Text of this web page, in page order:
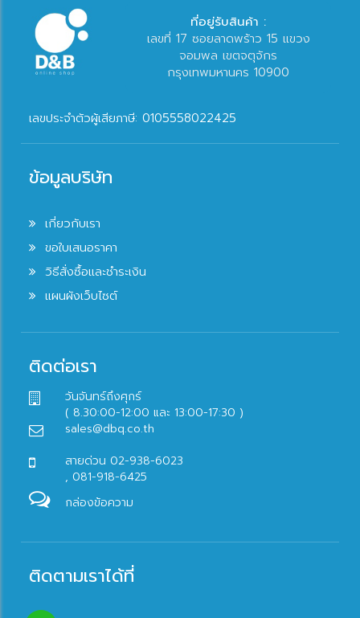
ที่อยู่รับสินค้า :
เลขที่ 17 ซอยลาดพร้าว 15 แขวง
จอมพล เขตจตุจักร
กรุงเทพมหานคร 10900
เลขประจำตัวผู้เสียภาษี: 0105558022425
ข้อมูลบริษัท
เกี่ยวกับเรา
ขอใบเสนอราคา
วิธีสั่งซื้อและชำระเงิน
แผนผังเว็บไซต์
ติดต่อเรา
วันจันทร์ถึงศุกร์
( 8.30:00-12:00 และ 13:00-17:30 )
sales@dbq.co.th
สายด่วน 02-938-6023
, 081-918-6425
กล่องข้อความ
ติดตามเราได้ที่